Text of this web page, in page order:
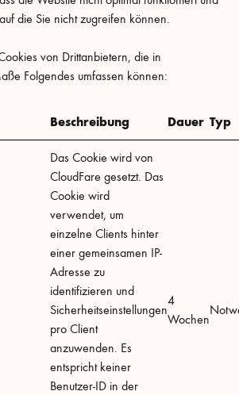
die Sie nicht zugreifen können.
von Drittanbietern, die in
Folgendes umfassen können:
Beschreibung Dauer Typ
Das Cookie wird von
CloudFare gesetzt. Das
Cookie wird
verwendet, um
einzelne Clients hinter
einer gemeinsamen IP-
Adresse zu
identifizieren und
Sicherheitseinstellungen
pro Client
anzuwenden. Es
entspricht keiner
Benutzer-ID in der
4
Wochen